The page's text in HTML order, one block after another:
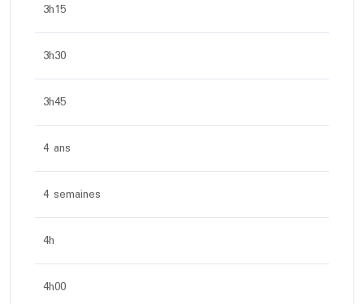
3h15
3h30
3h45
4 ans
4 semaines
4h
4h00